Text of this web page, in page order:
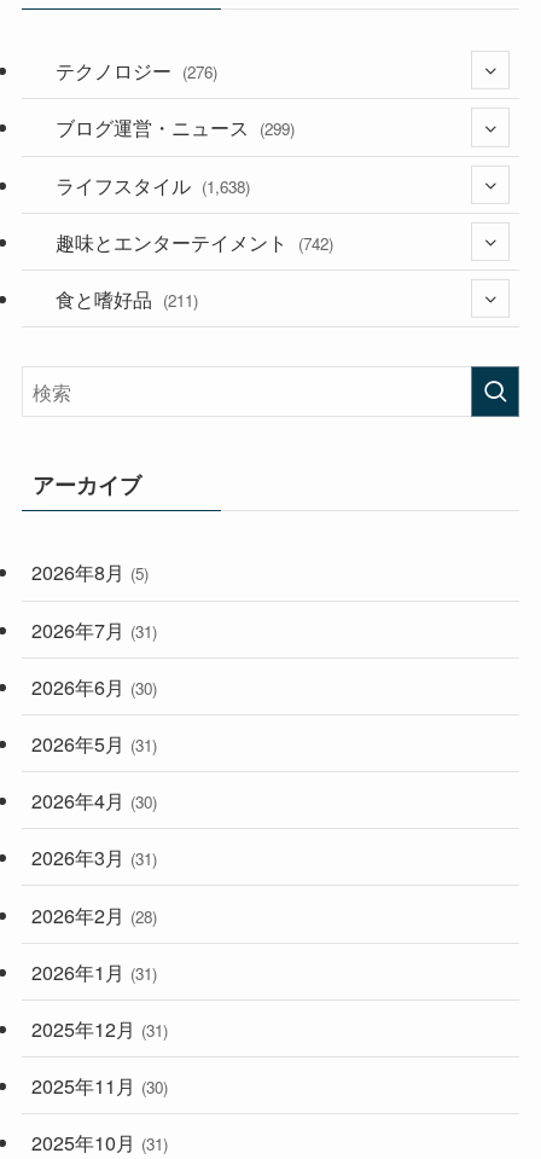
テクノロジー (276)
(36)
(187)
ブログ運営・ニュース (299)
(118)
(181)
ライフスタイル (1,638)
(394)
(282)
(33)
(248)
趣味とエンターテイメント (742)
(56)
食と嗜好品 (211)
アーカイブ
2026年8月 (5)
2026年7月 (31)
2026年6月 (30)
2026年5月 (31)
2026年4月 (30)
2026年3月 (31)
2026年2月 (28)
2026年1月 (31)
2025年12月 (31)
2025年11月 (30)
2025年10月 (31)